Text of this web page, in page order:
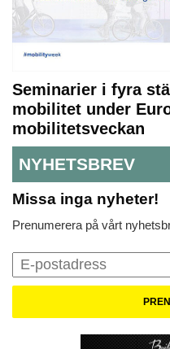
Seminarier i fyra
mobilitet under
mobilitetsveckan
NYHETSBREV
Missa inga nyheter!
Prenumerera på vårt